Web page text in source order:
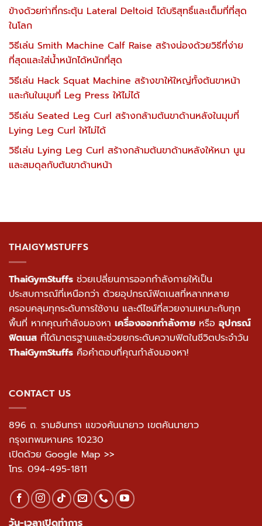
ข้างด้วยท่าที่กระตุ้น Lateral Deltoid ได้บริสุทธิ์และเต็มที่ที่สุด
ในโลก
วิธีเล่น Smith Machine Calf Raise สร้างน่องด้วยวิธีที่ง่าย
ที่สุดและใส่น้ำหนักได้หนักที่สุด
วิธีเล่น Hack Squat Machine สร้างขาให้ใหญ่ทั้งต้นขาหน้า
และก้นในมุมที่ Leg Press ให้ไม่ได้
วิธีเล่น Seated Leg Curl สร้างกล้ามต้นขาด้านหลังในมุมที่
Lying Leg Curl ให้ไม่ได้
วิธีเล่น Lying Leg Curl สร้างกล้ามต้นขาด้านหลังให้หนา นูน
และสมดุลกับต้นขาด้านหน้า
THAIGYMSTUFFS
ThaiGymStuffs ช่วยเปลี่ยนการออกกำลังกายให้เป็น
ประสบการณ์ที่เหนือกว่า ด้วยอุปกรณ์ฟิตเนสที่หลากหลาย
ครอบคลุมทุกระดับการใช้งาน และดีไซน์ที่สวยงามเหมาะกับทุก
พื้นที่ หากคุณกำลังมองหา เครื่องออกกำลังกาย หรือ อุปกรณ์
ฟิตเนส ที่ได้มาตรฐานและช่วยยกระดับความฟิตในชีวิตประจำวัน
ThaiGymStuffs คือคำตอบที่คุณกำลังมองหา!
CONTACT US
896 ถ. รามอินทรา แขวงคันนายาว เขตคันนายาว
กรุงเทพมหานคร 10230
เปิดด้วย Google Map >>
โทร. 094-495-1811
วัน-เวลาเปิดทำการ